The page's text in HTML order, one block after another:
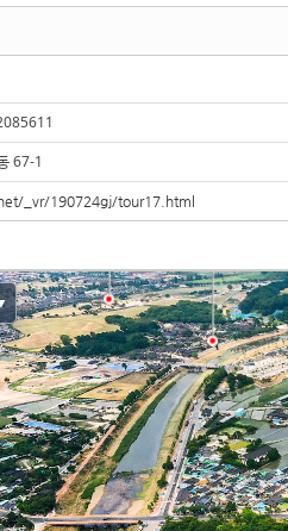
67-1
_vr/190724gj/tour17.html
치북5
치북5
치북5
치북5